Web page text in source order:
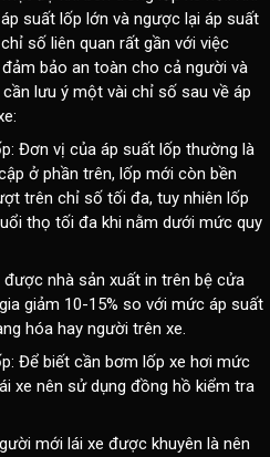
suất lốp lớn và ngược lại áp suất
số liên quan rất gần với việc
bảo an toàn cho cả người và
lưu ý một vài chỉ số sau về áp
Đơn vị của áp suất lốp thường là
ở phần trên, lốp mới còn bền
trên chỉ số tối đa, tuy nhiên lốp
thọ tối đa khi nằm dưới mức quy
nhà sản xuất in trên bệ cửa
giảm 10-15% so với mức áp suất
hóa hay người trên xe.
Để biết cần bơm lốp xe hơi mức
xe nên sử dụng đồng hồ kiểm tra
mới lái xe được khuyên là nên